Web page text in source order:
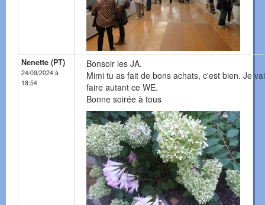
Nenette (PT)
24/09/2024 à
18:54
Bonsoir les JA.
Mimi tu as fait de bons achats, c'est bien. Je
faire autant ce WE.
Bonne soirée à tous